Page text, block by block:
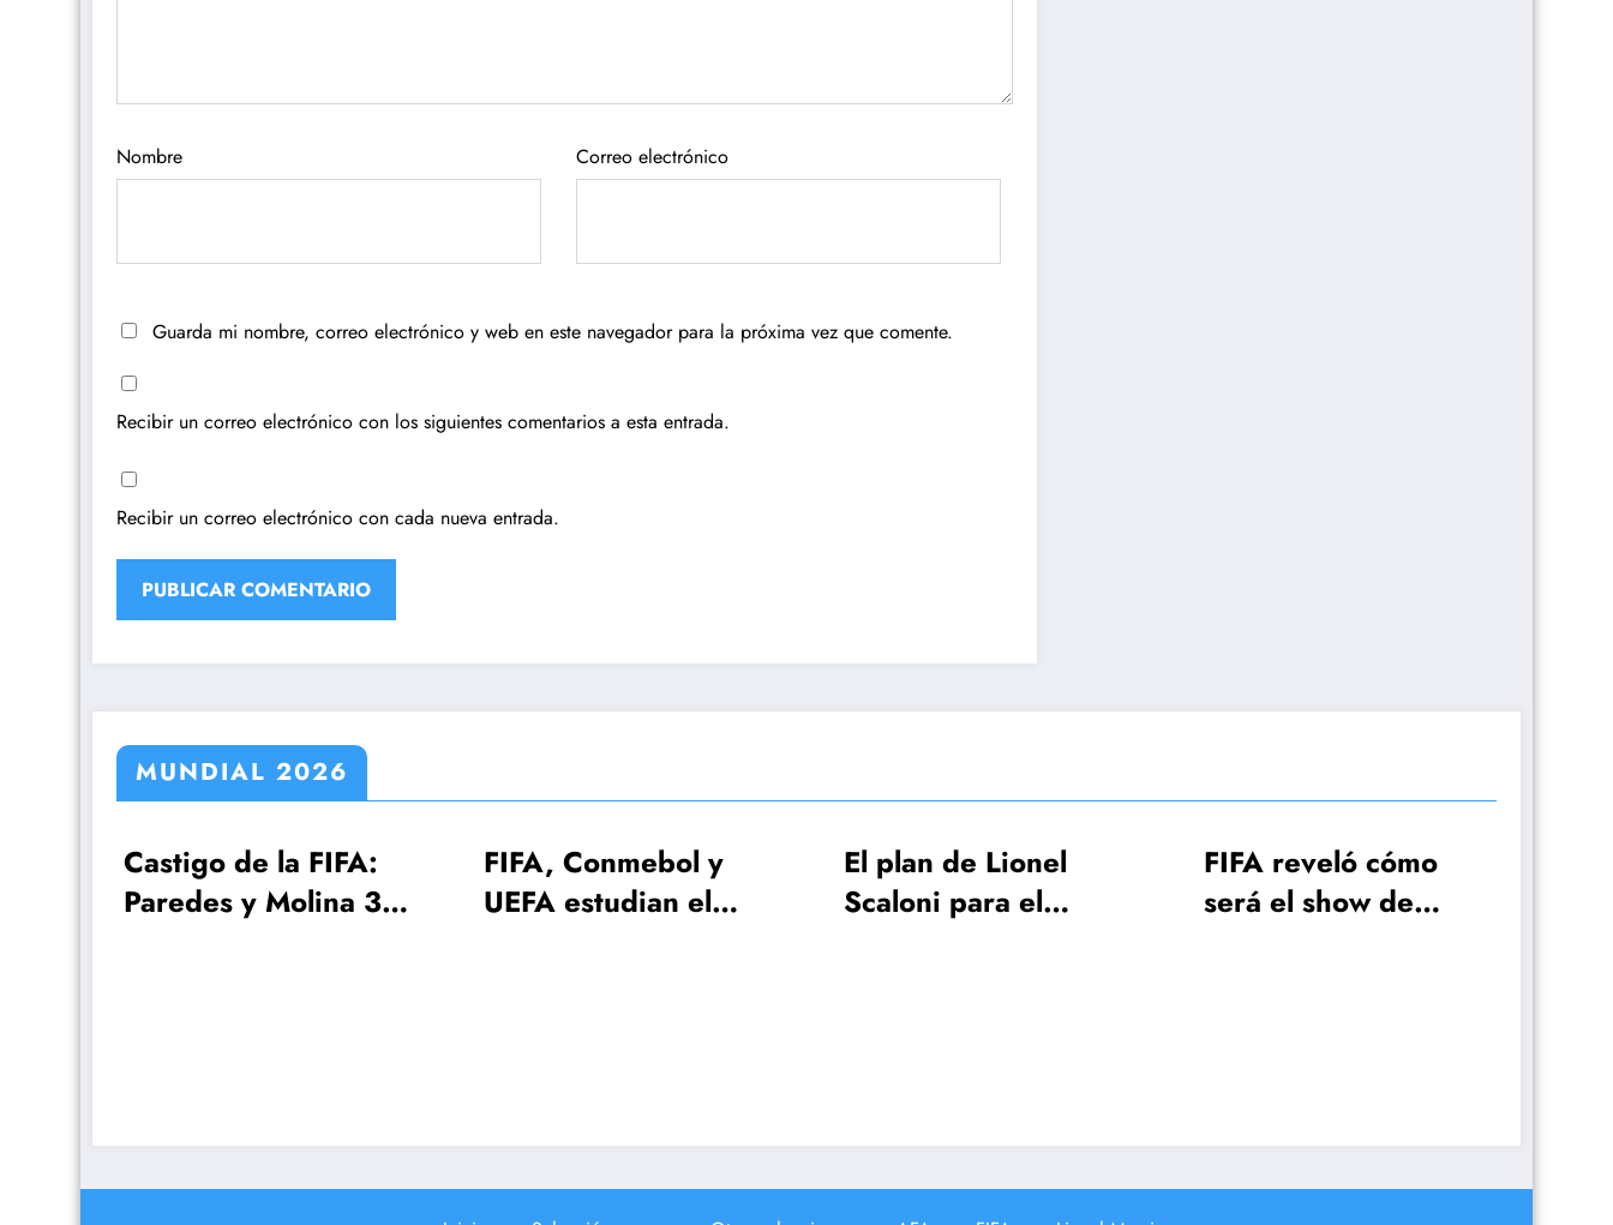
Nombre Correo electrónico
Guarda mi nombre, correo electrónico y web en este navegador para la próxima vez que comente.
Recibir un correo electrónico con los siguientes comentarios a esta entrada.
Recibir un correo electrónico con cada nueva entrada.
MUNDIAL 2026
la FIFA:
Molina 3
FIFA, Conmebol y
UEFA estudian el
El plan de Lionel
Scaloni para el
FIFA reveló cómo
será el show de
jugar la primera
fecha del Mundial